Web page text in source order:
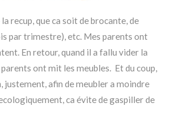
recup, que ca soit de brocante, de
par trimestre), etc. Mes parents ont
En retour, quand il a fallu vider la
ont mit les meubles. Et du coup,
justement, afin de meubler a moindre
ca évite de gaspiller de